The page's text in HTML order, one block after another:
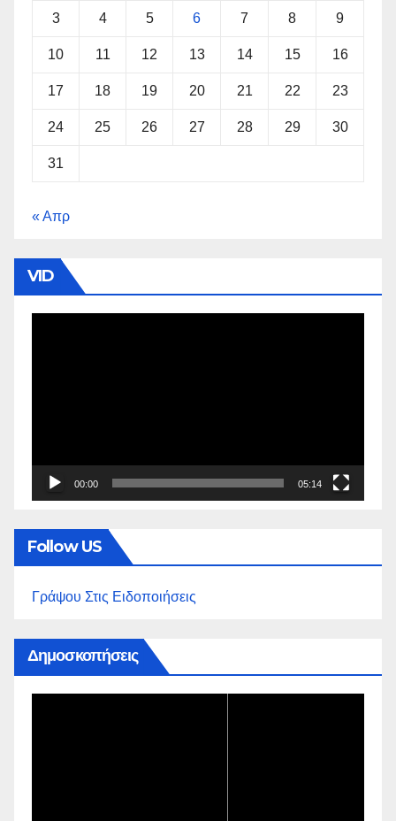
3 4 5 6 7 8 9
10 11 12 13 14 15 16
17 18 19 20 21 22 23
24 25 26 27 28 29 30
31
« Απρ
VID
00:00 05:14
Follow US
Γράψου Στις Ειδοποιήσεις
Δημοσκοπήσεις